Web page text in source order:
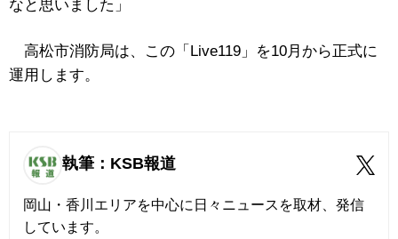
なと思いました」
高松市消防局は、この「Live119」を10月から正式に
運用します。
執筆：KSB報道
岡山・香川エリアを中心に日々ニュースを取材、発信
しています。